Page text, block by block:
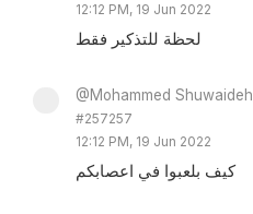
12:12 PM, 19 Jun 2022
لحظة للتذكير فقط
@Mohammed Shuwaideh
#257257
12:12 PM, 19 Jun 2022
كيف بلعبوا في اعصابكم